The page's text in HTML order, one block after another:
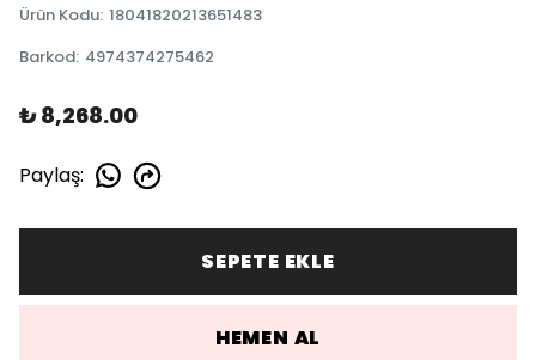
Ürün Kodu: 18041820213651483
Barkod: 4974374275462
₺ 8,268.00
Paylaş:
SEPETE EKLE
HEMEN AL